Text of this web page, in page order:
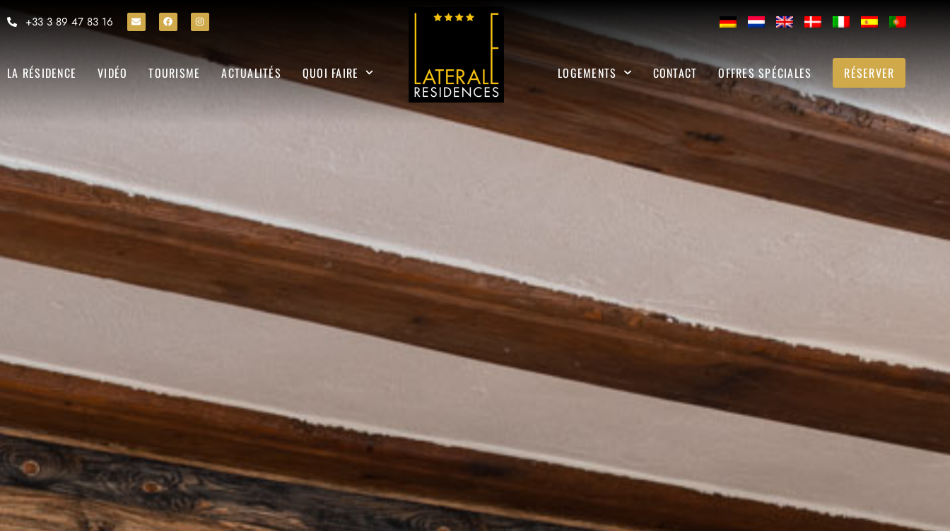
+33 3 89 47 83 16
LA RÉSIDENCE VIDÉO TOURISME ACTUALITÉS QUOI FAIRE LOGEMENTS CONTACT OFFRES SPÉCIALES RÉSERVER